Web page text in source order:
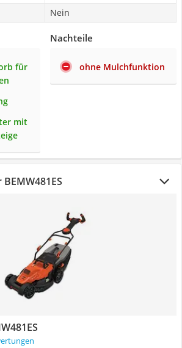
Nein
für
mit
Nachteile
ohne Mulchfunktion